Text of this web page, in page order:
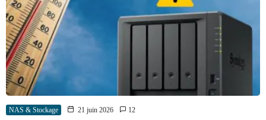
NAS & Stockage 21 juin 2026 12